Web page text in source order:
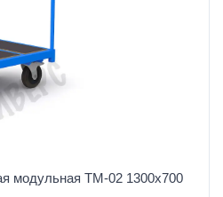
модульная ТМ-02 1300х700